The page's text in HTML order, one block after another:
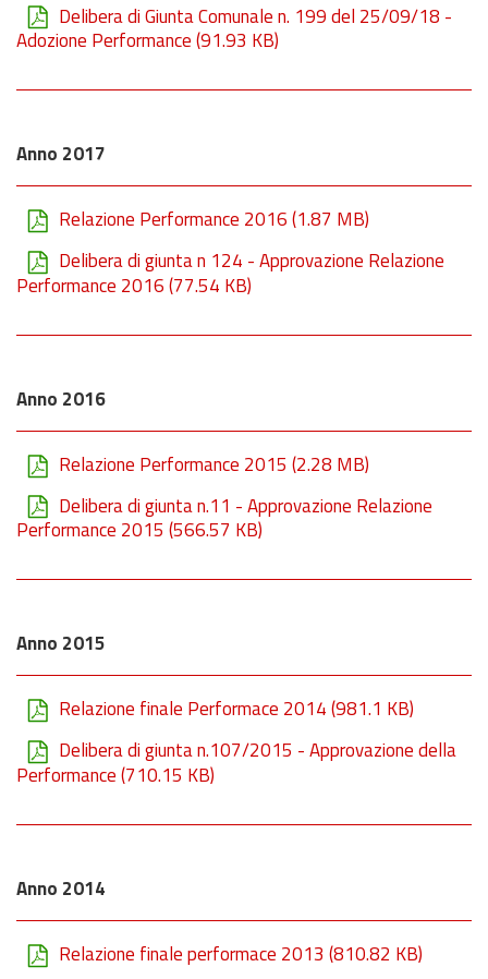
Delibera di Giunta Comunale n. 199 del 25/09/18 -
Adozione Performance(91.93 KB)
Anno 2017
Relazione Performance 2016(1.87 MB)
Delibera di giunta n 124 - Approvazione Relazione
Performance 2016(77.54 KB)
Anno 2016
Relazione Performance 2015 (2.28 MB)
Delibera di giunta n.11 - Approvazione Relazione
Performance 2015 (566.57 KB)
Anno 2015
Relazione finale Performace 2014(981.1 KB)
Delibera di giunta n.107/2015 - Approvazione della
Performance(710.15 KB)
Anno 2014
Relazione finale performace 2013 (810.82 KB)